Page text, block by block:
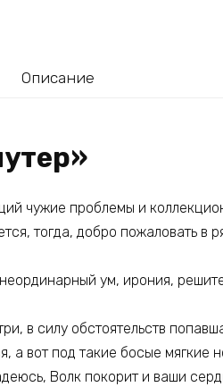
Описание
чужие проблемы и
тогда, добро пожаловать в
ум, ирония,
в силу обстоятельств
а вот под такие босые мягкие
Волк покорит и ваши